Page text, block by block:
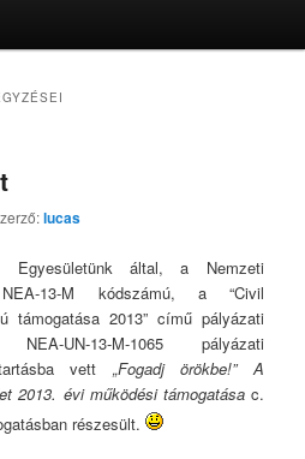
lucas
Egyesületünk által, a Nemzeti
13-M kódszámú, a “Civil
támogatása 2013” című pályázati
UN-13-M-1065 pályázati
vett „Fogadj örökbe!” A
2013. évi működési támogatásac.
részesült.